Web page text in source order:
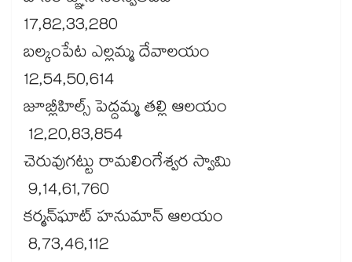
17,82,33,280
బల్కంపేట ఎల్లమ్మ దేవాలయం
12,54,50,614
జూబ్లీహిల్స్ పెద్దమ్మ తల్లి ఆలయం
12,20,83,854
చెరువుగట్టు రామలింగేశ్వర స్వామి
9,14,61,760
కర్మన్‌‌‌‌‌‌‌‌‌‌‌‌‌‌‌‌‌‌‌‌‌‌‌‌‌‌‌‌‌‌‌‌ఘాట్ హనుమాన్ ఆలయం
8,73,46,112